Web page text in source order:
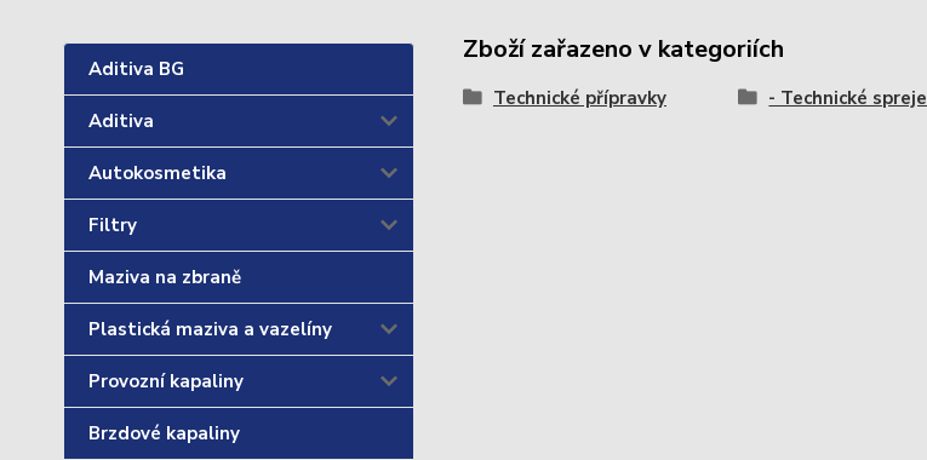
Aditiva BG
Aditiva
Autokosmetika
Filtry
Maziva na zbraně
Plastická maziva a vazelíny
Provozní kapaliny
Brzdové kapaliny
Zboží zařazeno v kategoriích
Technické přípravky - Technické spreje